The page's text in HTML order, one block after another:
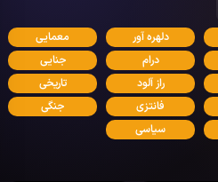
دلهره آور
معمایی
درام
جنایی
راز آلود
تاریخی
فانتزی
جنگی
سیاسی